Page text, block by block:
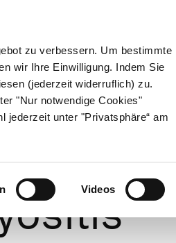
zu verbessern. Um bestimmte
wir Ihre Einwilligung. Indem Sie
(jederzeit widerruflich) zu.
"Nur notwendige Cookies"
jederzeit unter "Privatsphäre“ am
Videos
& Kind Gesund leben
und